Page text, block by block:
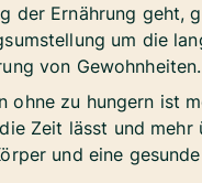
der Ernährung geht,
um die
von Gewohnheiten.
ohne zu hungern ist
Zeit lässt und mehr
und eine